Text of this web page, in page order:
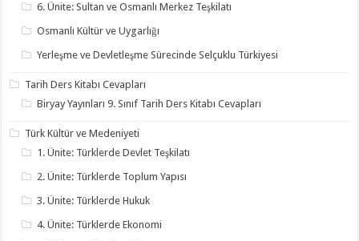
6. Ünite: Sultan ve Osmanlı Merkez Teşkilatı
Osmanlı Kültür ve Uygarlığı
Yerleşme ve Devletleşme Sürecinde Selçuklu Türkiyesi
Tarih Ders Kitabı Cevapları
Biryay Yayınları 9. Sınıf Tarih Ders Kitabı Cevapları
Türk Kültür ve Medeniyeti
1. Ünite: Türklerde Devlet Teşkilatı
2. Ünite: Türklerde Toplum Yapısı
3. Ünite: Türklerde Hukuk
4. Ünite: Türklerde Ekonomi